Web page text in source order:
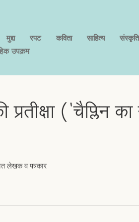
उपक्रम
मुद्दा रपट कविता साहित्य संस्कृति
('चैप्लिन
लेखक व पत्रकार